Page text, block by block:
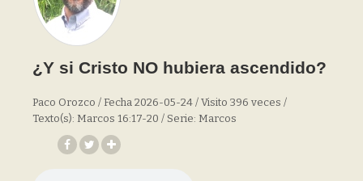
¿Y si Cristo NO hubiera ascendido?
Paco Orozco / Fecha 2026-05-24 / Visito 396 veces /
Texto(s): Marcos 16:17-20 / Serie: Marcos